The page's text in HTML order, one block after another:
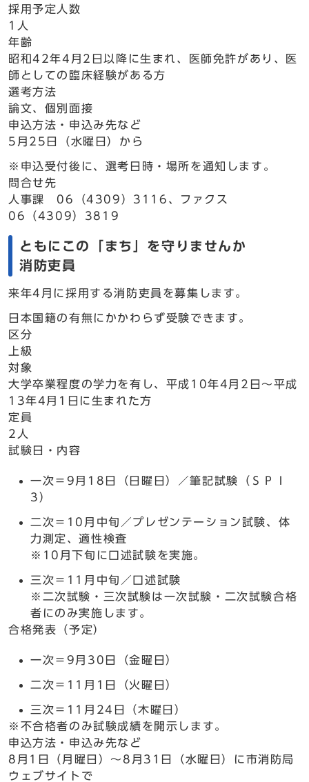
採用予定人数
1人
年齢
昭和42年4月2日以降に生まれ、医師免許があり、医
師としての臨床経験がある方
選考方法
論文、個別面接
申込方法・申込み先など
5月25日（水曜日）から
※申込受付後に、選考日時・場所を通知します。
問合せ先
人事課 06（4309）3116、ファクス
06（4309）3819
ともにこの「まち」を守りませんか
消防吏員
来年4月に採用する消防吏員を募集します。
日本国籍の有無にかかわらず受験できます。
区分
上級
対象
大学卒業程度の学力を有し、平成10年4月2日～平成
13年4月1日に生まれた方
定員
2人
試験日・内容
一次＝9月18日（日曜日）／筆記試験（ＳＰＩ
3）
二次＝10月中旬／プレゼンテーション試験、体
力測定、適性検査
※10月下旬に口述試験を実施。
三次＝11月中旬／口述試験
※二次試験・三次試験は一次試験・二次試験合格
者にのみ実施します。
合格発表（予定）
一次＝9月30日（金曜日）
二次＝11月1日（火曜日）
三次＝11月24日（木曜日）
※不合格者のみ試験成績を開示します。
申込方法・申込み先など
8月1日（月曜日）～8月31日（水曜日）に市消防局
ウェブサイトで